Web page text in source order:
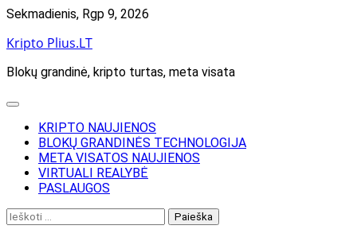
Skip
content
Sekmadienis, Rgp 9, 2026
Kripto Plius.LT
Blokų grandinė, kripto turtas, meta visata
KRIPTO NAUJIENOS
BLOKŲ GRANDINĖS TECHNOLOGIJA
META VISATOS NAUJIENOS
VIRTUALI REALYBĖ
PASLAUGOS
Ieškoti: